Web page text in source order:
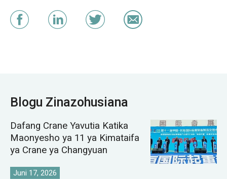
Blogu Zinazohusiana
Dafang Crane Yavutia Katika
Maonyesho ya 11 ya Kimataifa
ya Crane ya Changyuan
Juni 17, 2026